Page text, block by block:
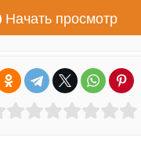
Начать просмотр